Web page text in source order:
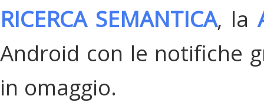
RICERCA SEMANTICA, la
Android con le notifiche
in omaggio.